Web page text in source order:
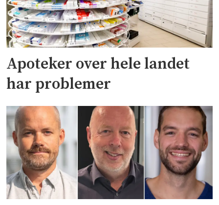
Apoteker over hele landet
har problemer